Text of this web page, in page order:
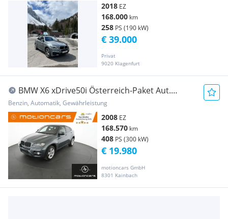
2018 EZ
168.000 km
258 PS (190 kW)
Privat
9020 Klagenfurt
€ 39.000
BMW X6 xDrive50i Österreich-Paket Aut.
Pickerl NEU
Benzin, Automatik, Gewährleistung
2008 EZ
168.570 km
408 PS (300 kW)
motioncars GmbH
8301 Kainbach
€ 19.980